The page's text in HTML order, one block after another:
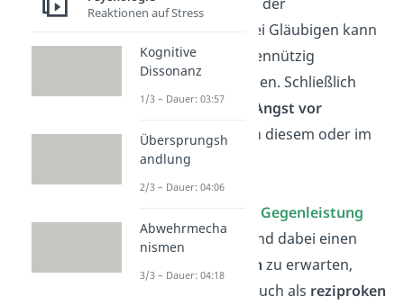
Nächstenliebe bei Gläubigen kann
demnach als eigennützig
verstanden werden. Schließlich
handeln sie aus
Angst vor
Konsequenzen
in diesem oder im
nächsten Leben.
Erwartung einer Gegenleistung
Hilfe zu leisten und dabei einen
späteren Gewinn zu erwarten,
bezeichnest du auch als reziproken
Reaktionen auf Stress
Kognitive
Dissonanz
1/3 – Dauer: 03:57
Übersprungsh
andlung
2/3 – Dauer: 04:06
Abwehrmecha
nismen
3/3 – Dauer: 04:18